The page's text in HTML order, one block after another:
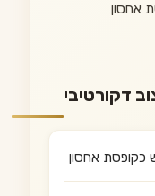
אחסון
דקורטיבי
כקופסת אחסון